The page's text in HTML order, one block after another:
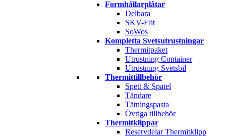
Formhållarplåtar
Delbara
SKV-Elit
SoWos
Kompletta Svetsutrustningar
Thermitpaket
Utrustning Container
Utrustning Svetsbil
Thermittillbehör
Spett & Spatel
Tändare
Tätningspasta
Övriga tillbehör
Thermitklippar
Reservdelar Thermitklipp